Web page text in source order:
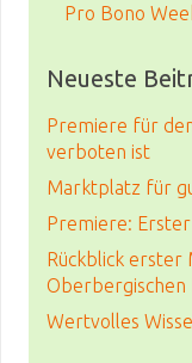
Pro Bono
Neueste
Premiere für
verboten ist
Marktplatz für
Premiere:
Rückblick erster
Oberbergischen
Wertvolles